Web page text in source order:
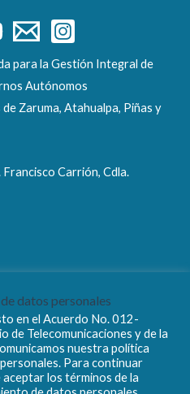
para la Gestión Integral de
Autónomos
Zaruma, Atahualpa, Piñas y
Francisco Carrión, Cdla.
EMGIRZAPP - EP
datos personales
en el Acuerdo No. 012-
de Telecomunicaciones y de la
nuestra política
Para continuar
los términos de la